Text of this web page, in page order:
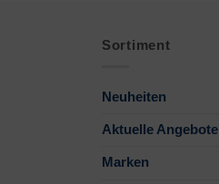
Sortiment
Neuheiten
Aktuelle Angebote
Marken